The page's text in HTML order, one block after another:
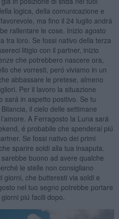
logica, della comunicazione e
ma fino il 24 luglio andrá
rallentare le cose. Inizio agosto
tra loro. Se fossi nativo della terza
litigio con il partner, inizio
che potrebbero nascere ora,
che vorresti, peró viviamo in un
abbassare le pretese, almeno
Per il lavoro la situazione
sará in aspetto positivo. Se tu
il cielo delle settimane
A Ferragosto la Luna sará
é probabile che spenderai piú
Se fossi nativo dei primi
sparire soldi alla tua insaputa.
buono ad avere qualche
le stelle non consigliano
giorni, che butteresti via soldi e
nel tuo segno potrebbe portare
piú facili dopo.